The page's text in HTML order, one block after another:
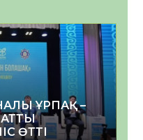
ҰРПАҚ –
ӨТТІ